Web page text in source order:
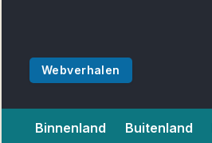
Webverhalen
Binnenland Buitenland